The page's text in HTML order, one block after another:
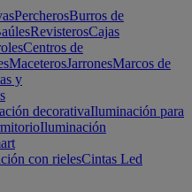
PercherosBurros de
RevisterosCajas
Centros de
MaceterosJarronesMarcos de
y
decorativaIluminación para
Iluminación
con rielesCintas Led